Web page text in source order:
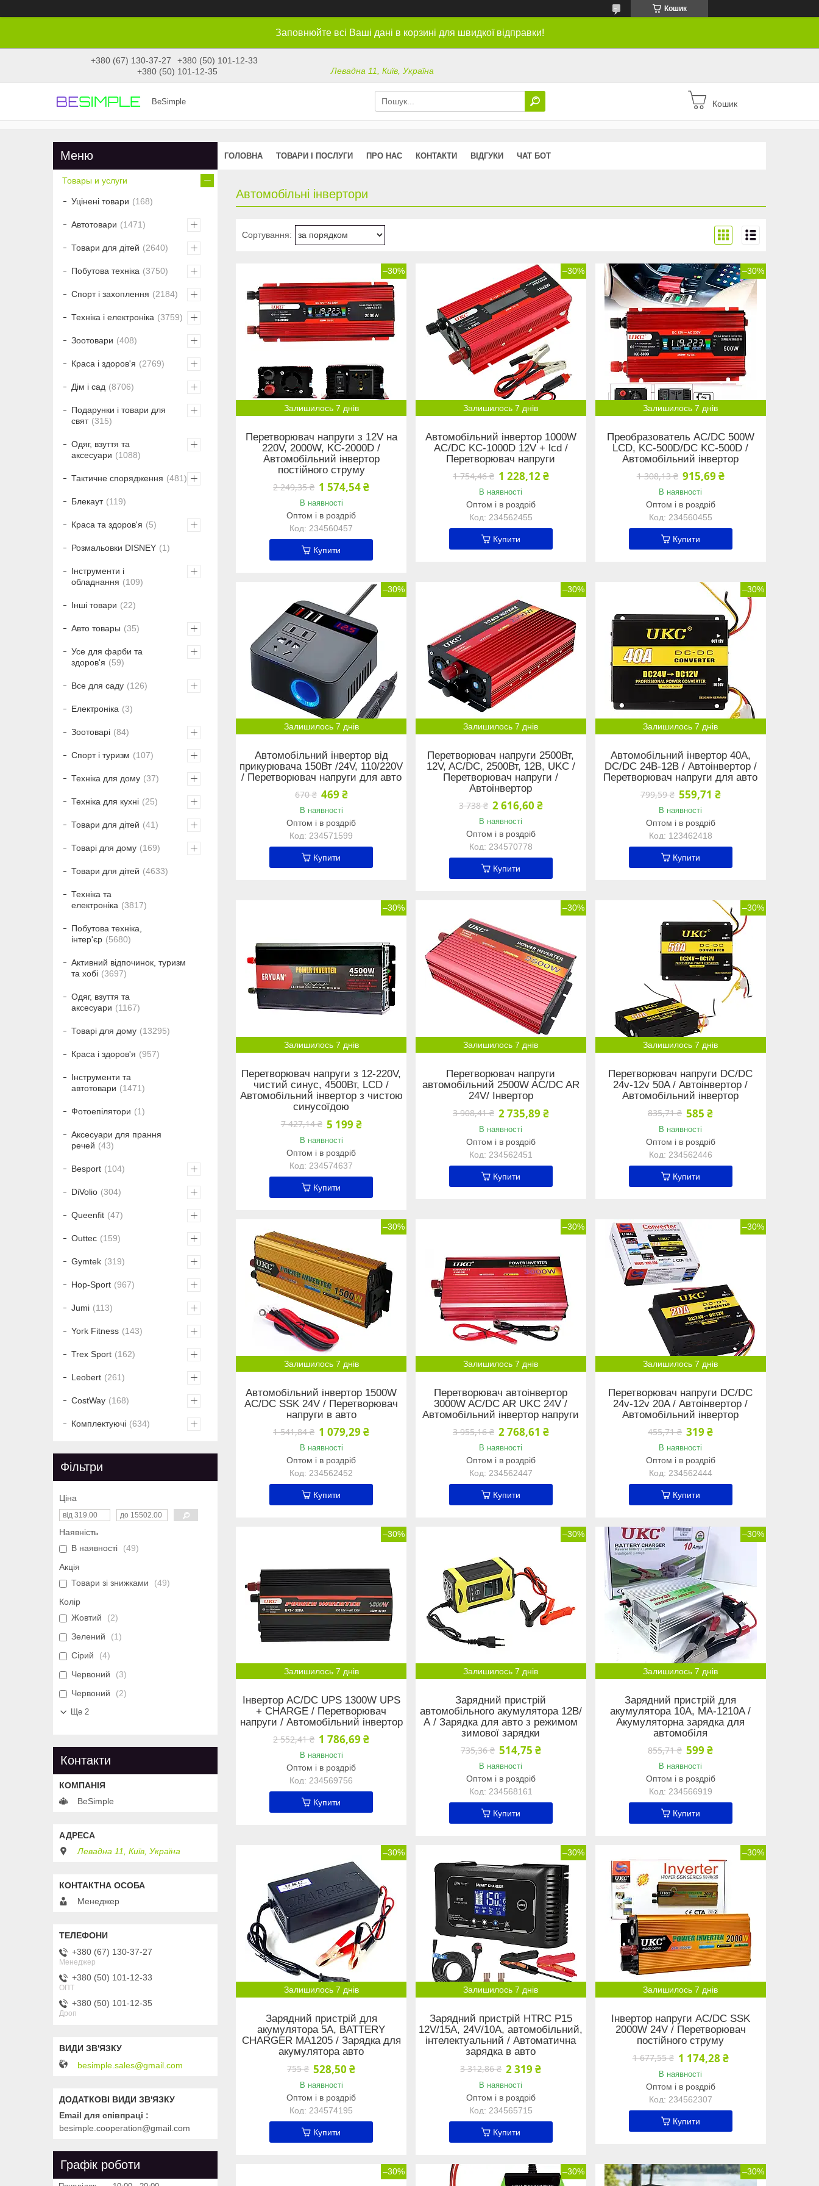
Кошик
Заповнюйте всі Ваші дані в корзині для швидкої відправки!
+380 (67) 130-37-27
+380 (50) 101-12-33
+380 (50) 101-12-35
Левадна 11, Київ, Україна
BeSimple Кошик
ГОЛОВНА ТОВАРИ І ПОСЛУГИ ПРО НАС КОНТАКТИ ВІДГУКИ ЧАТ БОТ
Автомобільні інвертори
–30%
Залишилось 7 днів
Перетворювач напруги з 12V на
220V, 2000W, KC-2000D /
Автомобільний інвертор
постійного струму
2 249,35 ₴ 1 574,54 ₴
В наявності
Оптом і в роздріб
234560457
Купити
–30%
Залишилось 7 днів
Автомобільний інвертор 1000W
AC/DC KC-1000D 12V + lcd /
Перетворювач напруги
1 754,46 ₴ 1 228,12 ₴
В наявності
Оптом і в роздріб
234562455
Купити
–30%
Залишилось 7 днів
Преобразователь AC/DC 500W
LCD, KC-500D/DC KC-500D /
Автомобільний інвертор
1 308,13 ₴ 915,69 ₴
В наявності
Оптом і в роздріб
234560455
Купити
–30%
Залишилось 7 днів
Автомобільний інвертор від
прикурювача 150Вт /24V, 110/220V
/ Перетворювач напруги для авто
670 ₴ 469 ₴
В наявності
Оптом і в роздріб
234571599
Купити
–30%
Залишилось 7 днів
Перетворювач напруги 2500Вт,
12V, AC/DC, 2500Вт, 12В, UKC /
Перетворювач напруги /
Автоінвертор
3 738 ₴ 2 616,60 ₴
В наявності
Оптом і в роздріб
234570778
Купити
–30%
Залишилось 7 днів
Автомобільний інвертор 40A,
DC/DC 24В-12В / Автоінвертор /
Перетворювач напруги для авто
799,59 ₴ 559,71 ₴
В наявності
Оптом і в роздріб
123462418
Купити
–30%
Залишилось 7 днів
Перетворювач напруги з 12-220V,
чистий синус, 4500Вт, LCD /
Автомобільний інвертор з чистою
синусоїдою
7 427,14 ₴ 5 199 ₴
В наявності
Оптом і в роздріб
234574637
Купити
–30%
Залишилось 7 днів
Перетворювач напруги
автомобільний 2500W AC/DC AR
24V/ Інвертор
3 908,41 ₴ 2 735,89 ₴
В наявності
Оптом і в роздріб
234562451
Купити
–30%
Залишилось 7 днів
Перетворювач напруги DC/DC
24v-12v 50A / Автоінвертор /
Автомобільний інвертор
835,71 ₴ 585 ₴
В наявності
Оптом і в роздріб
234562446
Купити
–30%
Залишилось 7 днів
Автомобільний інвертор 1500W
AC/DC SSK 24V / Перетворювач
напруги в авто
1 541,84 ₴ 1 079,29 ₴
В наявності
Оптом і в роздріб
234562452
Купити
–30%
Залишилось 7 днів
Перетворювач автоінвертор
3000W AC/DC AR UKC 24V /
Автомобільний інвертор напруги
3 955,16 ₴ 2 768,61 ₴
В наявності
Оптом і в роздріб
234562447
Купити
–30%
Залишилось 7 днів
Перетворювач напруги DC/DC
24v-12v 20A / Автоінвертор /
Автомобільний інвертор
455,71 ₴ 319 ₴
В наявності
Оптом і в роздріб
234562444
Купити
–30%
Залишилось 7 днів
Інвертор AC/DC UPS 1300W UPS
+ CHARGE / Перетворювач
напруги / Автомобільний інвертор
2 552,41 ₴ 1 786,69 ₴
В наявності
Оптом і в роздріб
234569756
Купити
–30%
Залишилось 7 днів
Зарядний пристрій
автомобільного акумулятора 12В/
А / Зарядка для авто з режимом
зимової зарядки
735,36 ₴ 514,75 ₴
В наявності
Оптом і в роздріб
234568161
Купити
–30%
Залишилось 7 днів
Зарядний пристрій для
акумулятора 10A, MA-1210A /
Акумуляторна зарядка для
автомобіля
855,71 ₴ 599 ₴
В наявності
Оптом і в роздріб
234566919
Купити
–30%
Залишилось 7 днів
Зарядний пристрій для
акумулятора 5A, BATTERY
CHARGER MA1205 / Зарядка для
акумулятора авто
755 ₴ 528,50 ₴
В наявності
Оптом і в роздріб
234574195
Купити
–30%
Залишилось 7 днів
Зарядний пристрій HTRC P15
12V/15А, 24V/10А, автомобільний,
інтелектуальний / Автоматична
зарядка в авто
3 312,86 ₴ 2 319 ₴
В наявності
Оптом і в роздріб
234565715
Купити
–30%
Залишилось 7 днів
Інвертор напруги AC/DC SSK
2000W 24V / Перетворювач
постійного струму
1 677,55 ₴ 1 174,28 ₴
В наявності
Оптом і в роздріб
234562307
Купити
–30% –30% –30%
Товары и услуги
Уцінені товари 168
Автотовари 1471
Товари для дітей 2640
Побутова техніка 3750
Спорт і захоплення 2184
Техніка і електроніка 3759
Зоотовари 408
Краса і здоров'я 2769
Дім і сад 8706
Подарунки і товари для
свят
315
Одяг, взуття та
аксесуари
1088
Тактичне спорядження 481
Блекаут 119
Краса та здоров'я 5
Розмальовки DISNEY 1
Інструменти і
обладнання
109
Інші товари 22
Авто товары 35
Усе для фарби та
здоров'я
59
Все для саду 126
Електроніка 3
Зоотоварі 84
Спорт і туризм 107
Техніка для дому 37
Техніка для кухні 25
Товари для дітей 41
Товарі для дому 169
Товари для дітей 4633
Техніка та
електроніка
3817
Побутова техніка,
інтер'єр
5680
Активний відпочинок, туризм
та хобі
3697
Одяг, взуття та
аксесуари
1167
Товарі для дому 13295
Краса і здоров'я 957
Інструменти та
автотовари
1471
Фотоепілятори 1
Аксесуари для прання
речей
43
Besport 104
DiVolio 304
Queenfit 47
Outtec 159
Gymtek 319
Hop-Sport 967
Jumi 113
York Fitness 143
Trex Sport 162
Leobert 261
CostWay 168
Комплектуючі 634
Фільтри
Ціна
Наявність
В наявності
49
Акція
Товари зі знижками
49
Колір
Жовтий
2
Зелений
1
Сірий
4
Червоний
3
Червоний
2
Ще 2
Контакти
BeSimple
Левадна 11, Київ, Україна
Менеджер
+380 (67) 130-37-27
Менеджер
+380 (50) 101-12-33
ОПТ
+380 (50) 101-12-35
Дроп
besimple.sales@gmail.com
Email для співпраці
besimple.cooperation@gmail.com
Графік роботи